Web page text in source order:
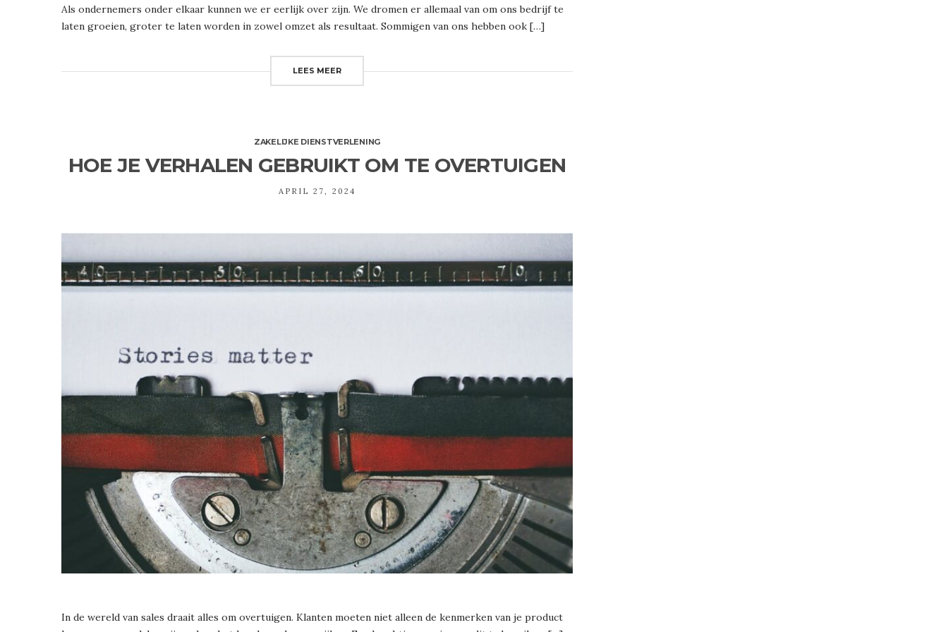
Als ondernemers onder elkaar kunnen we er eerlijk over zijn. We dromen er allemaal van om ons bedrijf te
laten groeien, groter te laten worden in zowel omzet als resultaat. Sommigen van ons hebben ook […]
LEES MEER
ZAKELIJKE DIENSTVERLENING
HOE JE VERHALEN GEBRUIKT OM TE OVERTUIGEN
APRIL 27, 2024
In de wereld van sales draait alles om overtuigen. Klanten moeten niet alleen de kenmerken van je product